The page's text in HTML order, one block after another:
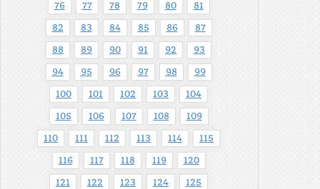
76 77 78 79 80 81
82 83 84 85 86 87
88 89 90 91 92 93
94 95 96 97 98 99
100 101 102 103 104
105 106 107 108 109
110 111 112 113 114 115
116 117 118 119 120
121 122 123 124 125